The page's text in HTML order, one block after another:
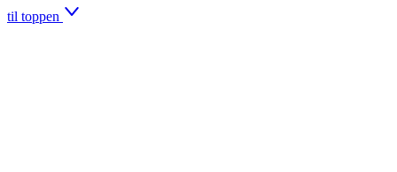
til toppen